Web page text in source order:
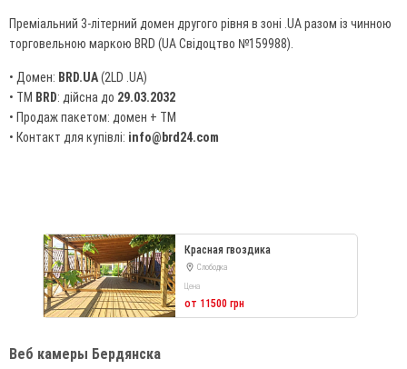
Преміальний 3-літерний домен другого рівня в зоні .UA разом із чинною
торговельною маркою BRD (UA Свідоцтво №159988).
• Домен: BRD.UA(2LD .UA)
• ТМ BRD: дійсна до 29.03.2032
• Продаж пакетом: домен + ТМ
• Контакт для купівлі: info@brd24.com
Красная гвоздика
Слободка
Цена
от 11500 грн
Веб камеры Бердянска